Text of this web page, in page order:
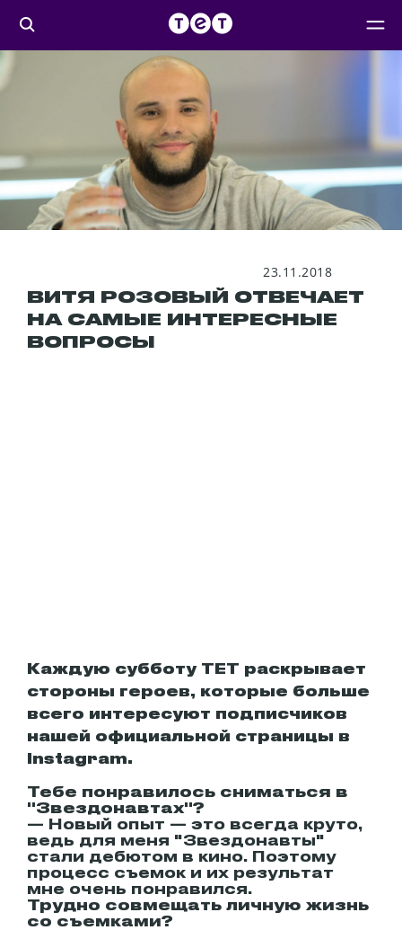
23.11.2018
ВИТЯ РОЗОВЫЙ ОТВЕЧАЕТ
НА САМЫЕ ИНТЕРЕСНЫЕ
ВОПРОСЫ
Каждую субботу ТЕТ раскрывает
стороны героев, которые больше
всего интересуют подписчиков
нашей официальной страницы в
Instagram.
Тебе понравилось сниматься в
"Звездонавтах"?
— Новый опыт — это всегда круто,
ведь для меня "Звездонавты"
стали дебютом в кино. Поэтому
процесс съемок и их результат
мне очень понравился.
Трудно совмещать личную жизнь
со съемками?